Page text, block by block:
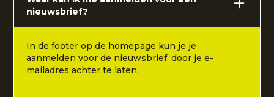
nieuwsbrief?
In de footer op de homepage kun je je
aanmelden voor de nieuwsbrief, door je e-
mailadres achter te laten.